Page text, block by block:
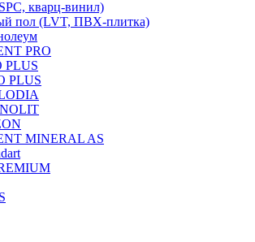
кварц-винил)
пол (LVT, ПВХ-плитка)
PRO
PLUS
PLUS
MINERAL AS